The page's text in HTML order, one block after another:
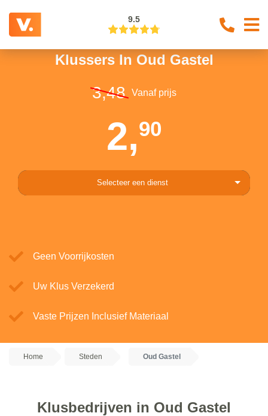
9.5
Klussers In Oud Gastel
3,48 Vanaf prijs
2,90
Selecteer een dienst
Geen Voorrijkosten
Uw Klus Verzekerd
Vaste Prijzen Inclusief Materiaal
Home Steden Oud Gastel
Klusbedrijven in Oud Gastel